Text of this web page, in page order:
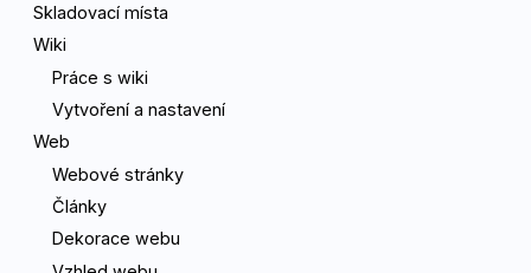
Skladovací místa
Wiki
Práce s wiki
Vytvoření a nastavení
Web
Webové stránky
Články
Dekorace webu